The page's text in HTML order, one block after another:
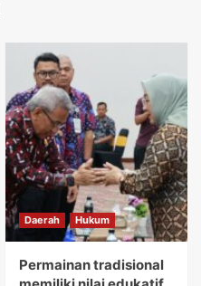
Daerah Hukum
Permainan tradisional